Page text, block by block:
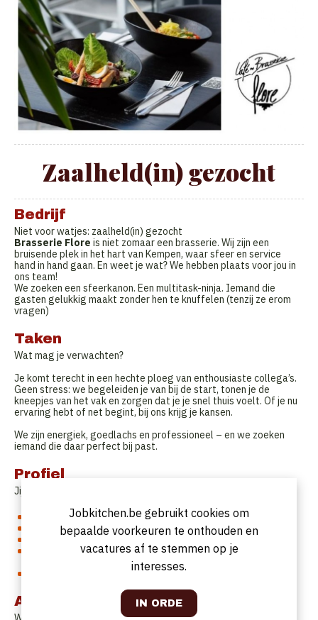
Zaalheld(in) gezocht
Bedrijf
Niet voor watjes: zaalheld(in) gezocht
Brasserie Flore is niet zomaar een brasserie. Wij zijn een
bruisende plek in het hart van Kempen, waar sfeer en service
hand in hand gaan. En weet je wat? We hebben plaats voor jou in
ons team!
We zoeken een sfeerkanon. Een multitask-ninja. Iemand die
gasten gelukkig maakt zonder hen te knuffelen (tenzij ze erom
vragen)
Taken
Wat mag je verwachten?
Je komt terecht in een hechte ploeg van enthousiaste collega’s.
Geen stress: we begeleiden je van bij de start, tonen je de
kneepjes van het vak en zorgen dat je je snel thuis voelt. Of je nu
ervaring hebt of net begint, bij ons krijg je kansen.
We zijn energiek, goedlachs en professioneel – en we zoeken
iemand die daar perfect bij past.
Profiel
Jij bent iemand die…
Sociaal is en graag in team werkt
Leergierig is en openstaat om bij te leren
Klantgericht en stipt is
Snapt dat een goeie service en een leuke sfeer voor gasten
…en vooral: iemand die met goesting komt werken!
Aanbod
Jobkitchen.be gebruikt cookies om
bepaalde voorkeuren te onthouden en
vacatures af te stemmen op je
interesses.